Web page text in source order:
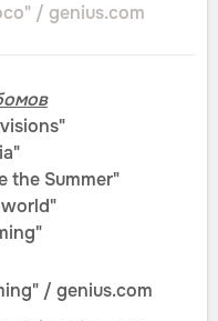
/ genius.com
the Summer"